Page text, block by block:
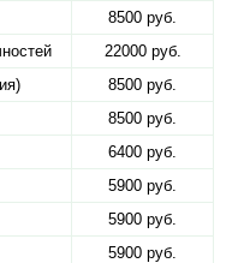
8500 руб.
22000 руб.
8500 руб.
8500 руб.
6400 руб.
5900 руб.
5900 руб.
5900 руб.